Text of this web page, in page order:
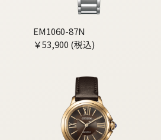
EM1060-87N
￥53,900 (税込)